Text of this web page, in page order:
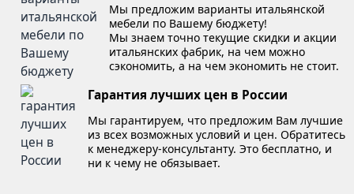
Мы предложим варианты итальянской
мебели по Вашему бюджету!
Мы знаем точно текущие скидки и акции
итальянских фабрик, на чем можно
сэкономить, а на чем экономить не стоит.
Гарантия лучших цен в России
Мы гарантируем, что предложим Вам лучшие
из всех возможных условий и цен. Обратитесь
к менеджеру-консультанту. Это бесплатно, и
ни к чему не обязывает.